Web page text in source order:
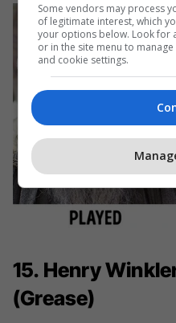
15. Henry
(Grease)
Some vendors may process
of legitimate interest, which
your options below. Look for
or in the site menu to
and cookie settings.